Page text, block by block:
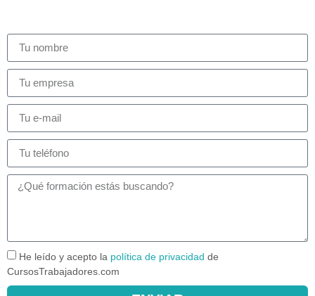
He leído y acepto la política de privacidad de
CursosTrabajadores.com